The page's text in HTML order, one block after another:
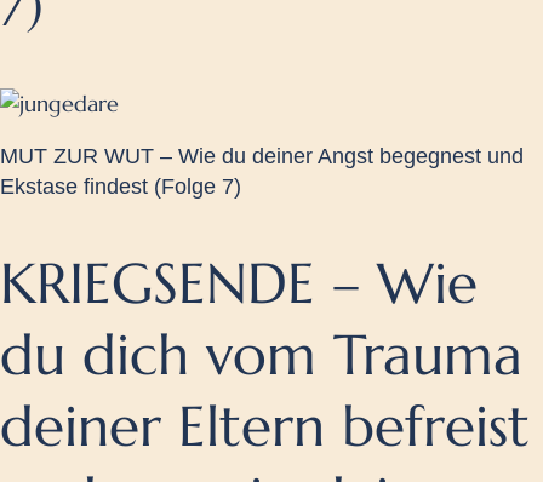
MUT ZUR WUT – Wie du deiner Angst begegnest und
Ekstase findest (Folge 7)
KRIEGSENDE – Wie
du dich vom Trauma
deiner Eltern befreist